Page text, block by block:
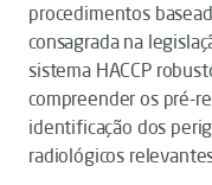
procedimentos
consagrada na
sistema HACCP
compreender os pré-
identificação dos
radiológicos